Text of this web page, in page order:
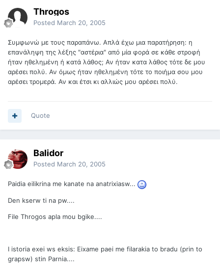
Throgos
Posted March 20, 2005
Συμφωνώ με τους παραπάνω. Απλά έχω μια παρατήρηση: η
επανάληψη της λέξης "αστέρια" από μία φορά σε κάθε στροφή
ήταν ηθελημένη ή κατά λάθος; Αν ήταν κατα λάθος τότε δε μου
αρέσει πολύ. Αν όμως ήταν ηθελημένη τότε το ποιήμα σου μου
αρέσει τρομερά. Αν και έτσι κι αλλιώς μου αρέσει πολύ.
Quote
Balidor
Posted March 20, 2005
Paidia eilikrina me kanate na anatrixiasw...
Den kserw ti na pw....
File Throgos apla mou bgike....
I istoria exei ws eksis: Eixame paei me filarakia to bradu (prin to
grapsw) stin Parnia....